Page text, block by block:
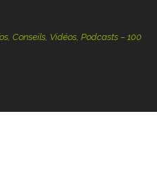
Vidéos, Podcasts – 100 %